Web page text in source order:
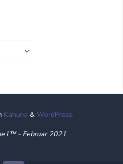
Kahuna & WordPress.
- Februar 2021